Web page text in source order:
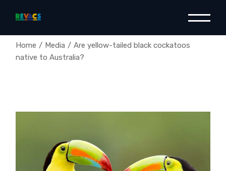
Home Media
Are yellow-tailed black cockatoos
native to Australia?